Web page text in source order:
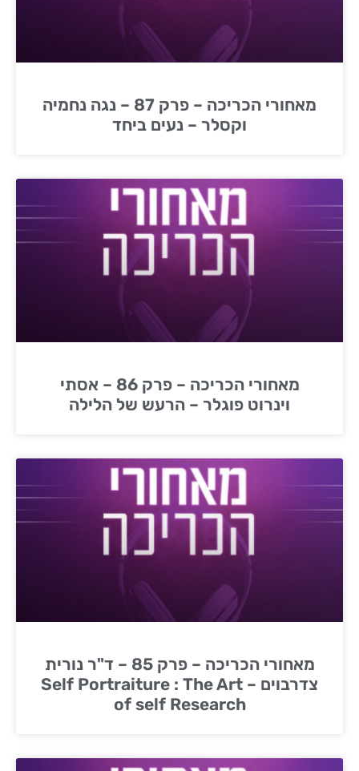
מאחורי הכריכה – פרק 87 – נגה נחמיה
וקסלר – נעים ביחד
מאחורי הכריכה – פרק 86 – אסתי
וינרוט פוגלר – הרעש של הלילה
מאחורי הכריכה – פרק 85 – ד"ר נורית
צדרבוים – Self Portraiture : The Art
of self Research